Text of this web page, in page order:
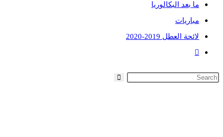
ما بعد البكالوريا
مباريات
لائحة العطل 2019-2020
Toggle
search